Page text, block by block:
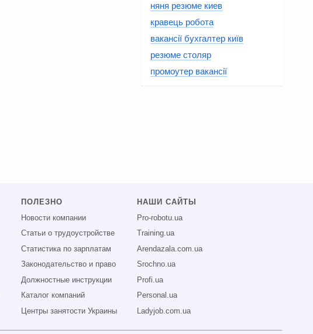
няня резюме киев
кравець робота
вакансії бухгалтер київ
резюме столяр
промоутер вакансії
ПОЛЕЗНО
Новости компании
Статьи о трудоустройстве
Статистика по зарплатам
Законодательство и право
Должностные инструкции
Каталог компаний
Центры занятости Украины
НАШИ САЙТЫ
Pro-robotu.ua
Training.ua
Arendazala.com.ua
Srochno.ua
Profi.ua
Personal.ua
Ladyjob.com.ua